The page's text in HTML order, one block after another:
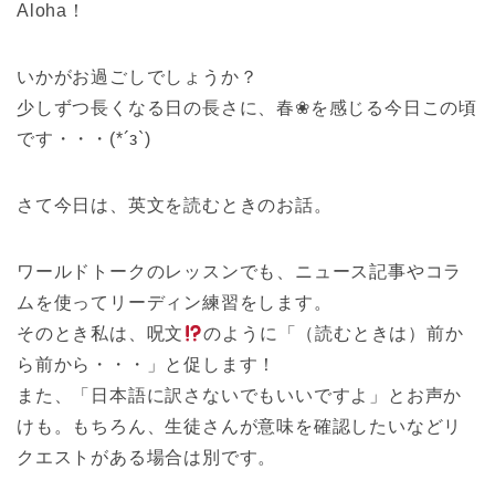
Aloha！
いかがお過ごしでしょうか？
少しずつ長くなる日の長さに、春❀を感じる今日この頃
です・・・(*´з`)
さて今日は、英文を読むときのお話。
ワールドトークのレッスンでも、ニュース記事やコラ
ムを使ってリーディン練習をします。
そのとき私は、呪文
のように「（読むときは）前か
ら前から・・・」と促します！
また、「日本語に訳さないでもいいですよ」とお声か
けも。もちろん、生徒さんが意味を確認したいなどリ
クエストがある場合は別です。